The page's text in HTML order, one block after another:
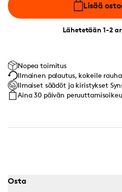
Lisää
Lähetetään 1-2
Nopea toimitus
Ilmainen palautus, kokeile
Ilmaiset säädöt ja kiristykset
Aina 30 päivän
Osta